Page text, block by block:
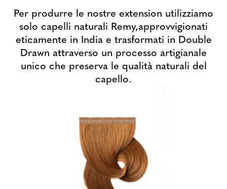
Per produrre le nostre extension utilizziamo
solo capelli naturali Remy,approvvigionati
eticamente in India e trasformati in Double
Drawn attraverso un processo artigianale
unico che preserva le qualità naturali del
capello.